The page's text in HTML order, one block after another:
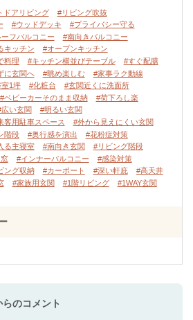
ドアリビング
#リビング吹抜
#ウッドデッキ
#プライバシー守る
ーフバルコニー
#南向きバルコニー
キッチン
#オープンキッチン
料理 #キッチン横並びテーブル
#すぐ配膳
に玄関へ #眺め楽しむ
#家事ラク動線
室1坪 #化粧台
#玄関近くに洗面所
#ベビーカーそのまま収納
#荷下ろし楽
広い玄関
#明るい玄関
客用駐車スペース
#外から見えにくい玄関
階段 #奥行感を演出
#花粉症対策
る主寝室 #南向き玄関
#リビング階段
#インナーバルコニー
#感染対策
ング収納 #カーポート #深い軒庇
#高天井
#家族用玄関 #1階リビング
#1WAY玄関
らのコメント